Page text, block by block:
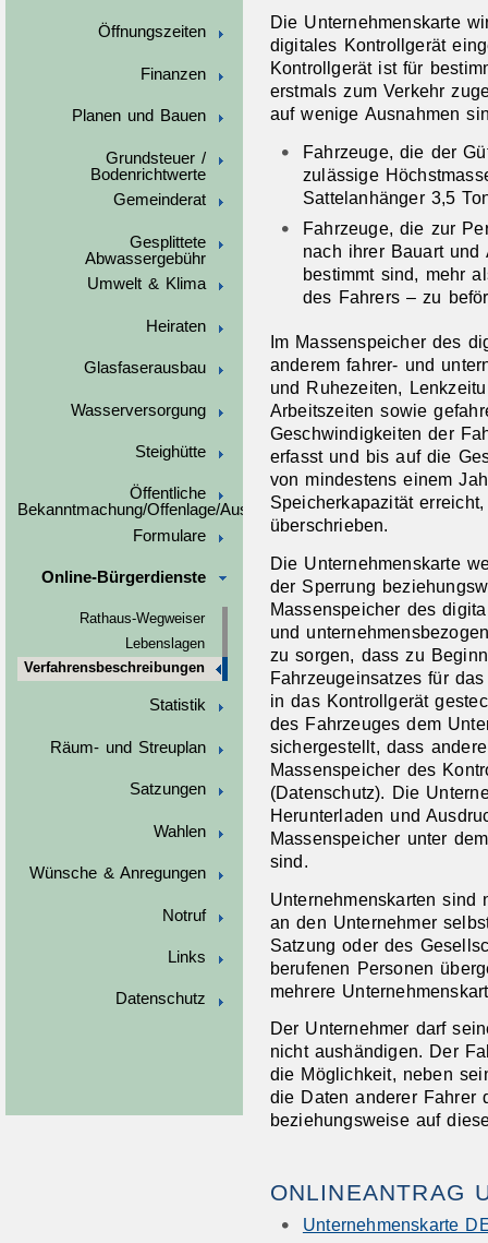
Öffnungszeiten
Finanzen
Planen und Bauen
Grundsteuer /
Bodenrichtwerte
Gemeinderat
Gesplittete
Abwassergebühr
Umwelt & Klima
Heiraten
Glasfaserausbau
Wasserversorgung
Steighütte
Öffentliche
Bekanntmachung/Offenlage/Ausschreibungen
Formulare
Online-Bürgerdienste
Rathaus-Wegweiser
Lebenslagen
Verfahrensbeschreibungen
Statistik
Räum- und Streuplan
Satzungen
Wahlen
Wünsche & Anregungen
Notruf
Links
Datenschutz
Die Unternehmenskarte
digitales Kontrollgerät
Kontrollgerät ist für
erstmals zum Verkehr
auf wenige Ausnahmen
Fahrzeuge, die der
zulässige
Sattelanhänger 3,5
Fahrzeuge, die zur
nach ihrer Bauart und
bestimmt sind, mehr
des Fahrers – zu
Im Massenspeicher des
anderem fahrer- und
und Ruhezeiten,
Arbeitszeiten sowie
Geschwindigkeiten der
erfasst und bis auf die
von mindestens einem
Speicherkapazität
überschrieben.
Die Unternehmenskarte
der Sperrung
Massenspeicher des
und
zu sorgen, dass zu
Fahrzeugeinsatzes für
in das Kontrollgerät
des Fahrzeuges dem
sichergestellt, dass
Massenspeicher des
(Datenschutz). Die
Herunterladen und
Massenspeicher unter
sind.
Unternehmenskarten sind
an den Unternehmer
Satzung oder des
berufenen Personen
mehrere
Der Unternehmer darf
nicht aushändigen. Der
die Möglichkeit, neben
die Daten anderer Fahrer
beziehungsweise auf
ONLINEANTRAG
Unternehmenskarte